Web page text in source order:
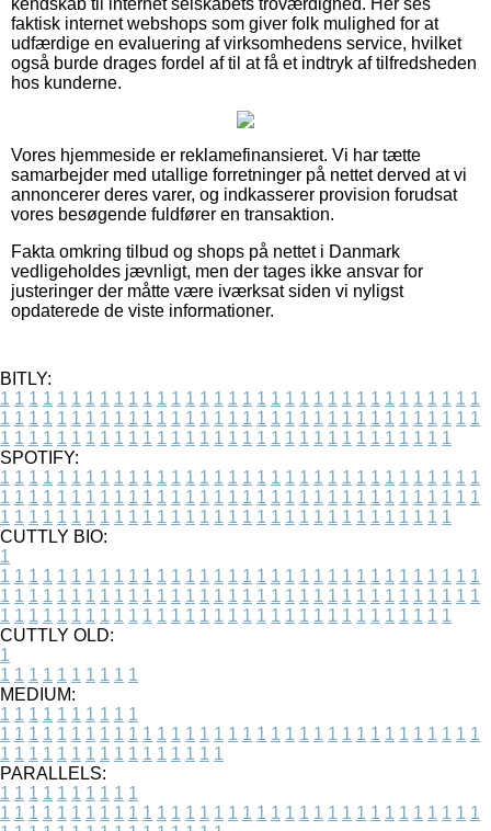
faktisk internet webshops som giver folk mulighed for at
udfærdige en evaluering af virksomhedens service, hvilket
også burde drages fordel af til at få et indtryk af tilfredsheden
hos kunderne.
Vores hjemmeside er reklamefinansieret. Vi har tætte
samarbejder med utallige forretninger på nettet derved at vi
annoncerer deres varer, og indkasserer provision forudsat
vores besøgende fuldfører en transaktion.
Fakta omkring tilbud og shops på nettet i Danmark
vedligeholdes jævnligt, men der tages ikke ansvar for
justeringer der måtte være iværksat siden vi nyligst
opdaterede de viste informationer.
BITLY:
1 1 1 1 1 1 1 1 1 1 1 1 1 1 1 1 1 1 1 1 1 1 1 1 1 1 1 1 1 1 1 1 1 1
1 1 1 1 1 1 1 1 1 1 1 1 1 1 1 1 1 1 1 1 1 1 1 1 1 1 1 1 1 1 1 1 1 1
1 1 1 1 1 1 1 1 1 1 1 1 1 1 1 1 1 1 1 1 1 1 1 1 1 1 1 1 1 1 1 1
SPOTIFY:
1 1 1 1 1 1 1 1 1 1 1 1 1 1 1 1 1 1 1 1 1 1 1 1 1 1 1 1 1 1 1 1 1 1
1 1 1 1 1 1 1 1 1 1 1 1 1 1 1 1 1 1 1 1 1 1 1 1 1 1 1 1 1 1 1 1 1 1
1 1 1 1 1 1 1 1 1 1 1 1 1 1 1 1 1 1 1 1 1 1 1 1 1 1 1 1 1 1 1 1
CUTTLY BIO:
1
1 1 1 1 1 1 1 1 1 1 1 1 1 1 1 1 1 1 1 1 1 1 1 1 1 1 1 1 1 1 1 1 1 1
1 1 1 1 1 1 1 1 1 1 1 1 1 1 1 1 1 1 1 1 1 1 1 1 1 1 1 1 1 1 1 1 1 1
1 1 1 1 1 1 1 1 1 1 1 1 1 1 1 1 1 1 1 1 1 1 1 1 1 1 1 1 1 1 1 1
CUTTLY OLD:
1
1 1 1 1 1 1 1 1 1 1
MEDIUM:
1 1 1 1 1 1 1 1 1 1
1 1 1 1 1 1 1 1 1 1 1 1 1 1 1 1 1 1 1 1 1 1 1 1 1 1 1 1 1 1 1 1 1 1
1 1 1 1 1 1 1 1 1 1 1 1 1 1 1 1
PARALLELS:
1 1 1 1 1 1 1 1 1 1
1 1 1 1 1 1 1 1 1 1 1 1 1 1 1 1 1 1 1 1 1 1 1 1 1 1 1 1 1 1 1 1 1 1